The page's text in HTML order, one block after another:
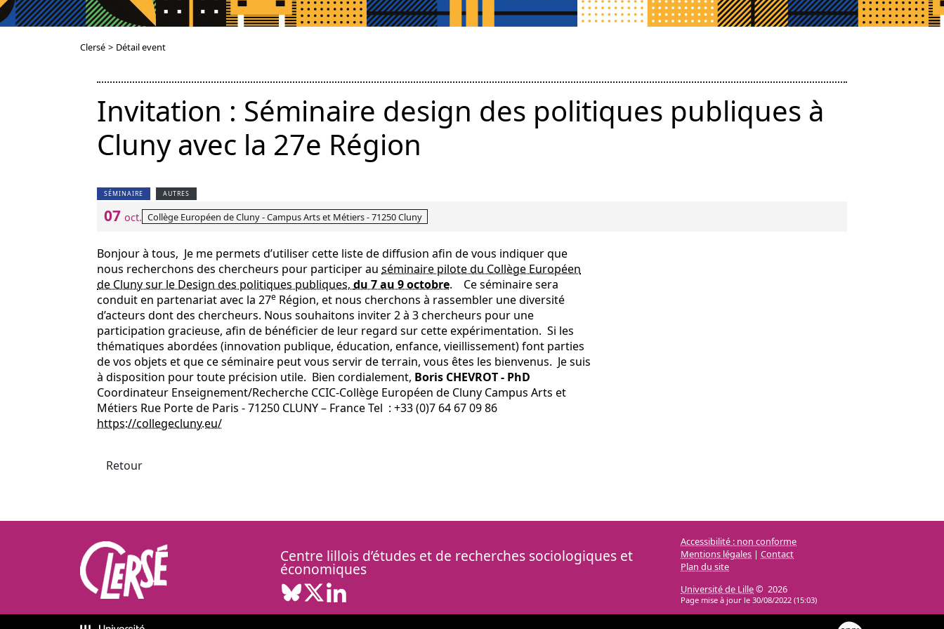
Clersé > Détail event
Invitation : Séminaire design des politiques publiques à
Cluny avec la 27e Région
SÉMINAIRE AUTRES
07 oct. Collège Européen de Cluny - Campus Arts et Métiers - 71250 Cluny
Bonjour à tous, Je me permets d’utiliser cette liste de diffusion afin de vous indiquer que
nous recherchons des chercheurs pour participer au séminaire pilote du Collège Européen
de Cluny sur le Design des politiques publiques, du 7 au 9 octobre. Ce séminaire sera
conduit en partenariat avec la 27e Région, et nous cherchons à rassembler une diversité
d’acteurs dont des chercheurs. Nous souhaitons inviter 2 à 3 chercheurs pour une
participation gracieuse, afin de bénéficier de leur regard sur cette expérimentation. Si les
thématiques abordées (innovation publique, éducation, enfance, vieillissement) font parties
de vos objets et que ce séminaire peut vous servir de terrain, vous êtes les bienvenus. Je suis
à disposition pour toute précision utile. Bien cordialement, Boris CHEVROT - PhD
Coordinateur Enseignement/Recherche CCIC-Collège Européen de Cluny Campus Arts et
Métiers Rue Porte de Paris - 71250 CLUNY – France Tel : +33 (0)7 64 67 09 86
https://collegecluny.eu/
Retour
Centre lillois d’études et de recherches sociologiques et
économiques
Bluesky ( Nouvelle fenêtre)
X ( Nouvelle fenêtre)
Accessibilité : non conforme
Mentions légales | Contact
Plan du site
Université de Lille© 2026
Page mise à jour le 30/08/2022 (15:03)